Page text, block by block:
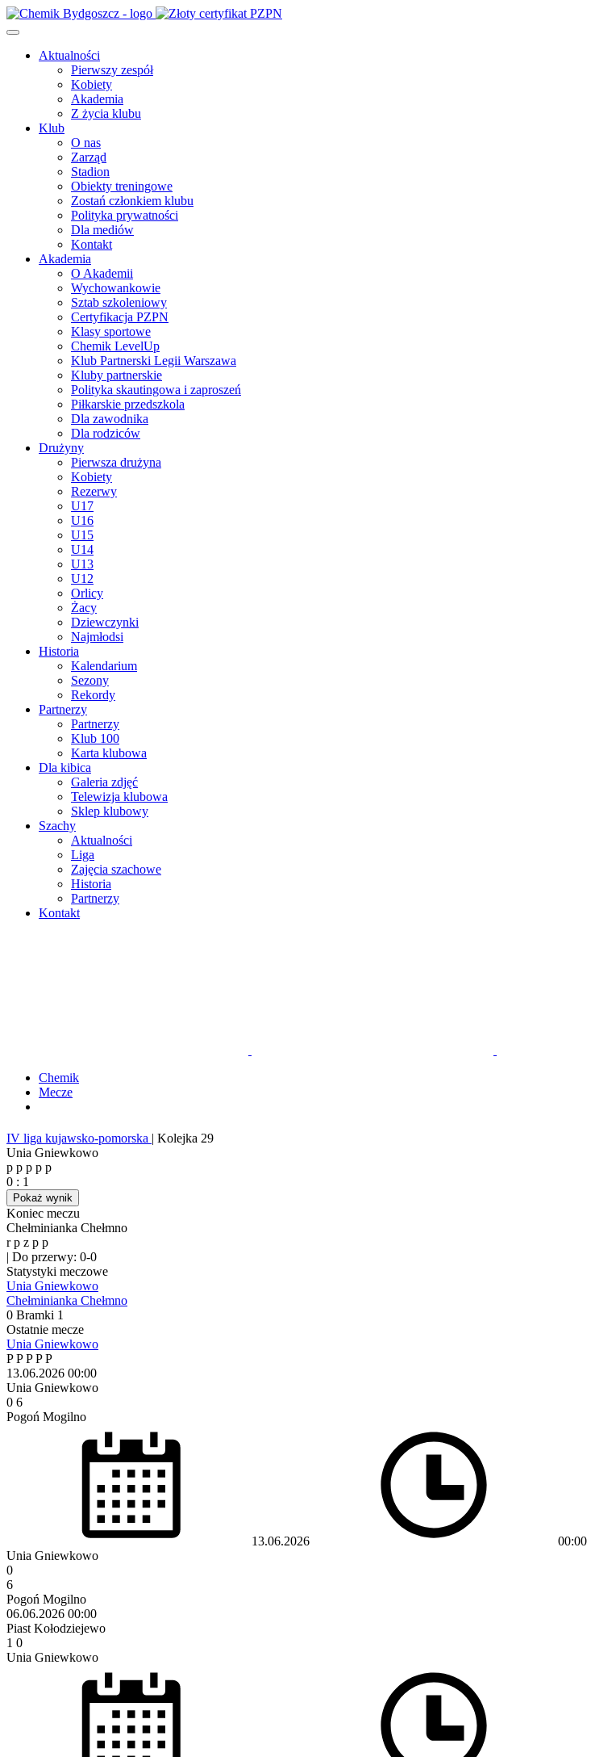
Aktualności
Pierwszy zespół
Kobiety
Akademia
Z życia klubu
Klub
O nas
Zarząd
Stadion
Obiekty treningowe
Zostań członkiem klubu
Polityka prywatności
Dla mediów
Kontakt
Akademia
O Akademii
Wychowankowie
Sztab szkoleniowy
Certyfikacja PZPN
Klasy sportowe
Chemik LevelUp
Klub Partnerski Legii Warszawa
Kluby partnerskie
Polityka skautingowa i zaproszeń
Piłkarskie przedszkola
Dla zawodnika
Dla rodziców
Drużyny
Pierwsza drużyna
Kobiety
Rezerwy
U17
U16
U15
U14
U13
U12
Orlicy
Żacy
Dziewczynki
Najmłodsi
Historia
Kalendarium
Sezony
Rekordy
Partnerzy
Partnerzy
Klub 100
Karta klubowa
Dla kibica
Galeria zdjęć
Telewizja klubowa
Sklep klubowy
Szachy
Aktualności
Liga
Zajęcia szachowe
Historia
Partnerzy
Kontakt
Chemik
Mecze
IV liga kujawsko-pomorska | Kolejka 29
Unia Gniewkowo
p p p p p
0 : 1
Pokaż wynik
Koniec meczu
Chełminianka Chełmno
rp z p p
| Do przerwy: 0-0
Statystyki meczowe
Unia Gniewkowo
Chełminianka Chełmno
0 Bramki 1
Ostatnie mecze
Unia Gniewkowo
PPPPP
13.06.2026 00:00
Unia Gniewkowo
0 6
Pogoń Mogilno
13.06.2026
00:00
Unia Gniewkowo
0
6
Pogoń Mogilno
06.06.2026 00:00
Piast Kołodziejewo
1 0
Unia Gniewkowo